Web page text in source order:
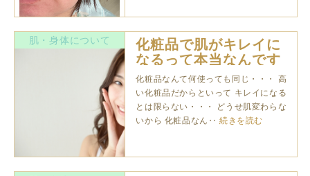
肌・身体について
化粧品で肌がキレイに
なるって本当なんです
ね
化粧品なんて何使っても同じ・・・ 高
い化粧品だからといって キレイになる
とは限らない・・・ どうせ肌変わらな
いから 化粧品なん‥続きを読む